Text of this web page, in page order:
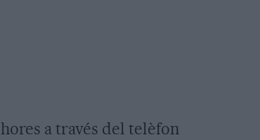
hores a través del telèfon